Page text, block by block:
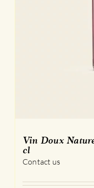
Vin Doux
cl
Contact us